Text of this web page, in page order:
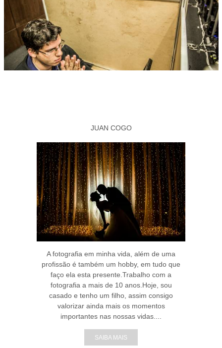
JUAN COGO
A fotografia em minha vida, além de uma
profissão é também um hobby, em tudo que
faço ela esta presente.Trabalho com a
fotografia a mais de 10 anos.Hoje, sou
casado e tenho um filho, assim consigo
valorizar ainda mais os momentos
importantes nas nossas vidas....
SAIBA MAIS